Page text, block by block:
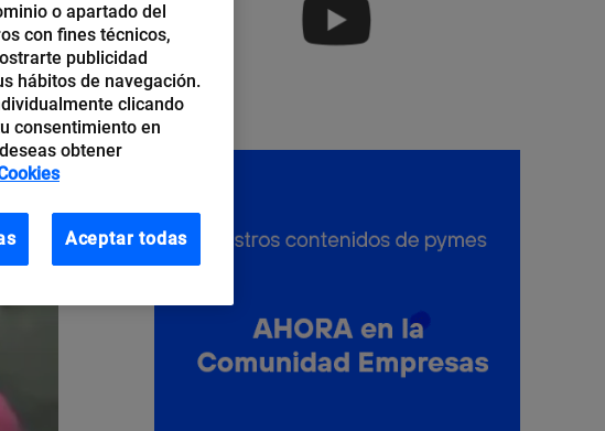
o apartado del
con fines técnicos,
publicidad
hábitos de navegación.
clicando
consentimiento en
obtener
Aceptar todas